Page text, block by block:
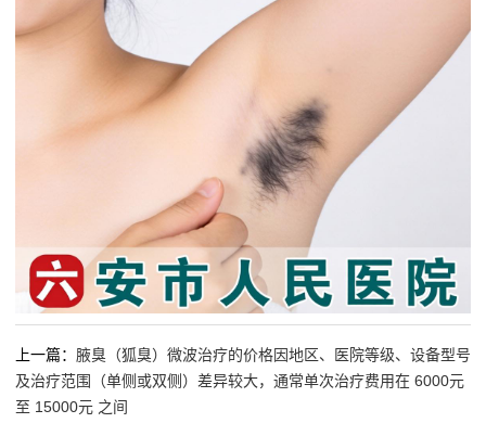
上一篇： 腋臭（狐臭）微波治疗的价格因地区、医院等级、设备型号
及治疗范围（单侧或双侧）差异较大，通常单次治疗费用在 6000元
至 15000元 之间